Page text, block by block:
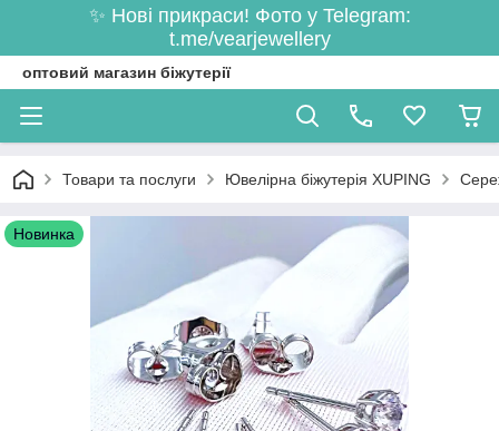
✨ Нові прикраси! Фото у Telegram:
t.me/vearjewellery
оптовий магазин біжутерії
Товари та послуги Ювелірна біжутерія XUPING
Новинка